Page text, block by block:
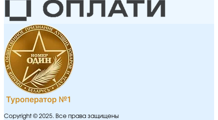
Copyright © 2025. Все права защищены